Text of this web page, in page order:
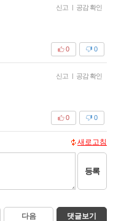
신고 | 공감 확인
0
0
신고 | 공감 확인
0
0
새로고침
등록
다음 댓글보기